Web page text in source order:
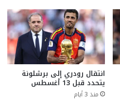
انتقال رودري إلى برشلونة
يتحدد قبل 13 أغسطس
منذ 3 أيام